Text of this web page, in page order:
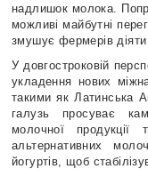
надлишок молока.
можливі майбутні
змушує фермерів
У довгостроковій
укладення нових
такими як Латинська
галузь просуває
молочної продукції
альтернативних
йогуртів, щоб